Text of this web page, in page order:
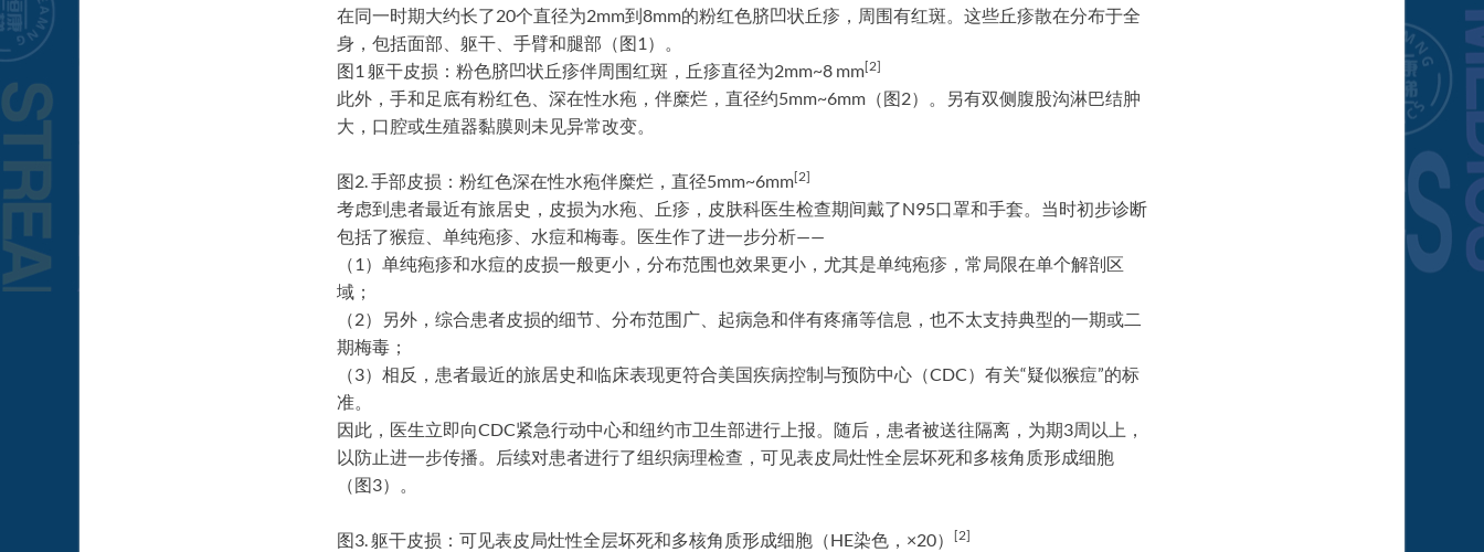
在同一时期大约长了20个直径为2mm到8mm的粉红色脐凹状丘疹，周围有红斑。这些丘疹散在分布于全
身，包括面部、躯干、手臂和腿部（图1）。
图1 躯干皮损：粉色脐凹状丘疹伴周围红斑，丘疹直径为2mm~8 mm[2]
此外，手和足底有粉红色、深在性水疱，伴糜烂，直径约5mm~6mm（图2）。另有双侧腹股沟淋巴结肿
大，口腔或生殖器黏膜则未见异常改变。
图2. 手部皮损：粉红色深在性水疱伴糜烂，直径5mm~6mm[2]
考虑到患者最近有旅居史，皮损为水疱、丘疹，皮肤科医生检查期间戴了N95口罩和手套。当时初步诊断
包括了猴痘、单纯疱疹、水痘和梅毒。医生作了进一步分析——
（1）单纯疱疹和水痘的皮损一般更小，分布范围也效果更小，尤其是单纯疱疹，常局限在单个解剖区
域；
（2）另外，综合患者皮损的细节、分布范围广、起病急和伴有疼痛等信息，也不太支持典型的一期或二
期梅毒；
（3）相反，患者最近的旅居史和临床表现更符合美国疾病控制与预防中心（CDC）有关“疑似猴痘”的标
准。
因此，医生立即向CDC紧急行动中心和纽约市卫生部进行上报。随后，患者被送往隔离，为期3周以上，
以防止进一步传播。后续对患者进行了组织病理检查，可见表皮局灶性全层坏死和多核角质形成细胞
（图3）。
图3. 躯干皮损：可见表皮局灶性全层坏死和多核角质形成细胞（HE染色，×20） [2]